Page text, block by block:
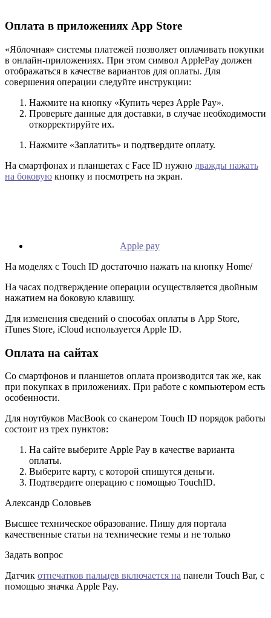
Оплата в приложениях App Store
«Яблочная» системы платежей позволяет оплачивать покупки
в онлайн-приложениях. При этом символ ApplePay должен
отображаться в качестве вариантов для оплаты. Для
совершения операции следуйте инструкции:
Нажмите на кнопку «Купить через Apple Pay».
Проверьте данные для доставки, в случае необходимости
откорректируйте их.
Нажмите «Заплатить» и подтвердите оплату.
На смартфонах и планшетах с Face ID нужно дважды нажать
на боковую кнопку и посмотреть на экран.
Apple pay
На моделях с Touch ID достаточно нажать на кнопку Home/
На часах подтверждение операции осуществляется двойным
нажатием на боковую клавишу.
Для изменения сведений о способах оплаты в App Store,
iTunes Store, iCloud используется Apple ID.
Оплата на сайтах
Со смартфонов и планшетов оплата производится так же, как
при покупках в приложениях. При работе с компьютером есть
особенности.
Для ноутбуков MacBook со сканером Touch ID порядок работы
состоит из трех пунктов:
На сайте выберите Apple Pay в качестве варианта
оплаты.
Выберите карту, с которой спишутся деньги.
Подтвердите операцию с помощью TouchID.
Александр Соловьев
Высшее техническое образование. Пишу для портала
качественные статьи на технические темы и не только
Задать вопрос
Датчик отпечатков пальцев включается на панели Touch Bar, с
помощью значка Apple Pay.